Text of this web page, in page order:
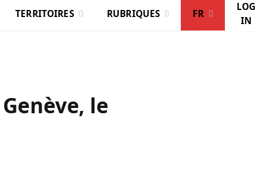
TERRITOIRES RUBRIQUES FR
LOG
IN
le